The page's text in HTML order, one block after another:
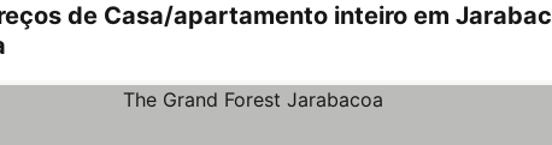
de Casa/apartamento inteiro em